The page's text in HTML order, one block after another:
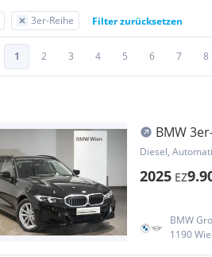
3er-Reihe Filter zurücksetzen
1 2 3 4 5 6 7 8
BMW
Diesel,
2025 EZ
1190